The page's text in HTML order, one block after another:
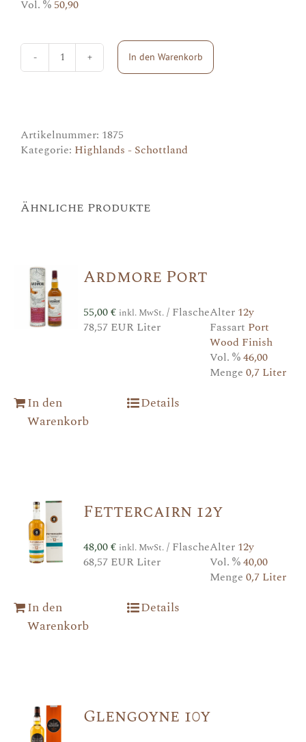
Vol. % 50,90
Ballechin
18y
In den Warenkorb
Artikelnummer: 1875
Kategorie: Highlands - Schottland
Ähnliche Produkte
Ardmore Port
55,00€ inkl. MwSt./ Flasche
78,57 EUR Liter
Alter 12y
Fassart Port
Wood Finish
Vol. %46,00
Menge 0,7 Liter
In den
Warenkorb
Details
Fettercairn 12y
48,00€ inkl. MwSt./ Flasche
68,57 EUR Liter
Alter 12y
Vol. %40,00
Menge 0,7 Liter
In den
Warenkorb
Details
Glengoyne 10y